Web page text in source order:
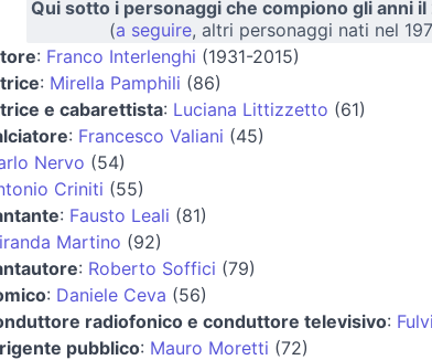
Qui sotto i personaggi che compiono gli anni
(a seguire, altri personaggi nati nel
: Franco Interlenghi (1931-2015)
: Mirella Pamphili (86)
e cabarettista: Luciana Littizzetto (61)
: Francesco Valiani (45)
Nervo (54)
Criniti (55)
: Fausto Leali (81)
Martino (92)
: Roberto Soffici (79)
: Daniele Ceva (56)
radiofonico e conduttore televisivo:
pubblico: Mauro Moretti (72)